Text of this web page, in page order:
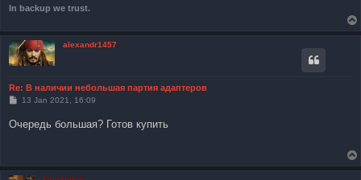
In backup we trust.
alexandr1457
Re: В наличии небольшая партия адаптеров
P
t
13 Jan 2021, 16:09
Очередь большая? Готов купить